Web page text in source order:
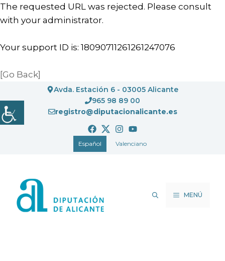
The requested URL was rejected. Please consult
with your administrator.
Your support ID is: 18090711261261247076
[Go Back]
al
contenido
Avda. Estación 6 - 03005 Alicante
965 98 89 00
registro@diputacionalicante.es
Español Valenciano
MENÚ